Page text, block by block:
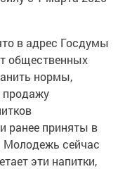
в адрес Госдумы
общественных
нормы,
продажу
ранее приняты в
Молодежь сейчас
эти напитки,